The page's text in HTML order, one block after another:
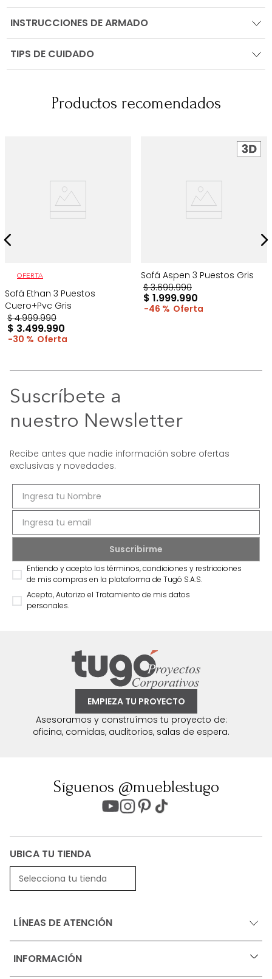
INSTRUCCIONES DE ARMADO
TIPS DE CUIDADO
Productos recomendados
OFERTA
Sofá Ethan 3 Puestos
Cuero+Pvc Gris
$ 4.999.990
$ 3.499.990
30 %
Sofá Aspen 3 Puestos Gris
$ 3.699.990
$ 1.999.990
46 %
Suscríbete a
nuestro Newsletter
Recibe antes que nadie información sobre ofertas
exclusivas y novedades.
Entiendo y acepto los términos, condiciones y restricciones
de mis compras en la plataforma de Tugó S.A.S.
Acepto, Autorizo el Tratamiento de mis datos
personales.
EMPIEZA TU PROYECTO
Asesoramos y construímos tu proyecto de:
oficina, comidas, auditorios, salas de espera.
Síguenos @mueblestugo
UBICA TU TIENDA
Selecciona tu tienda
LÍNEAS DE ATENCIÓN
INFORMACIÓN +